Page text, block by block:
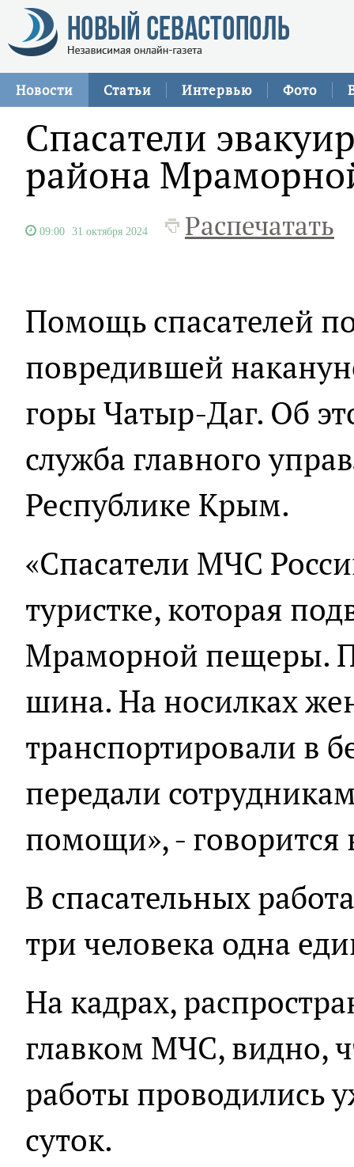
Новости Статьи Интервью Фото
Спасатели
района
09:00 31 октября 2024 Распечатать
Помощь спасателей
повредившей
горы Чатыр-Даг. Об
служба главного
Республике Крым.
«Спасатели МЧС
туристке, которая
Мраморной пещеры.
шина. На носилках
транспортировали в
передали
помощи», - говорится
В спасательных
три человека одна
На кадрах,
главком МЧС, видно,
работы проводились
суток.